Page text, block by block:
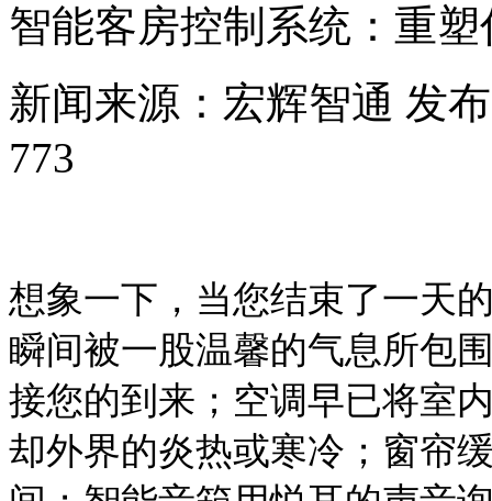
智能客房控制系统：重
新闻来源：宏辉智通 发
773
想象一下，当您结束了一天
瞬间被一股温馨的气息所包
接您的到来；空调早已将室
却外界的炎热或寒冷；窗帘